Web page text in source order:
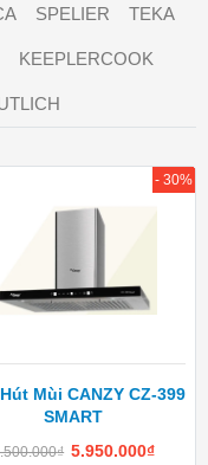
SPELIER TEKA
KEEPLERCOOK
Mùi CANZY CZ-399
SMART
₫ 5.950.000₫
- 30%